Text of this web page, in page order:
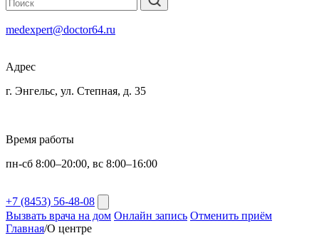
medexpert@doctor64.ru
Адрес
г. Энгельс, ул. Степная, д. 35
Время работы
пн-сб 8:00–20:00, вс 8:00–16:00
+7 (8453) 56-48-08
Вызвать врача на дом Онлайн запись Отменить приём
Главная/О центре